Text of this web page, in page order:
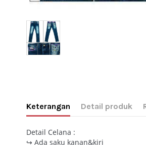
Keterangan Detail produk
Detail Celana :
↪ Ada saku kanan&kiri